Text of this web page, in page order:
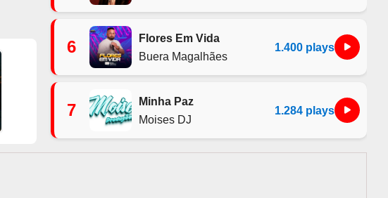
6
Flores Em Vida
Buera Magalhães
1.400 plays
7
Minha Paz
Moises DJ
1.284 plays